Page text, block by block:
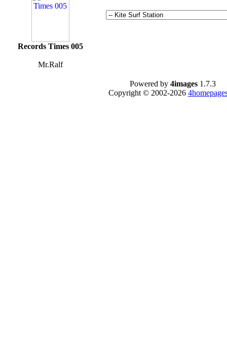
Records Times 005
Mr.Ralf
Powered by 4images 1.7.3
Copyright © 2002-2026